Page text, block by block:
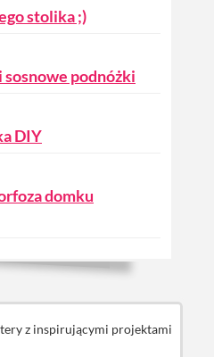
stolika ;)
sosnowe podnóżki
DIY
domku
z inspirującymi projektami